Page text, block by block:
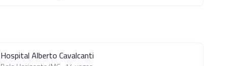
Hospital Alberto Cavalcanti